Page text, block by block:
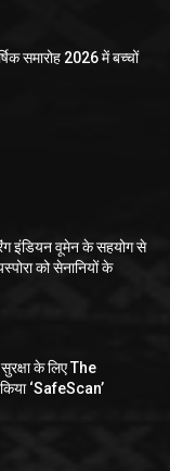
समारोह 2026 में बच्चों
इंडियन वूमेन के सहयोग से
को सेनानियों के
के लिए The
‘SafeScan’